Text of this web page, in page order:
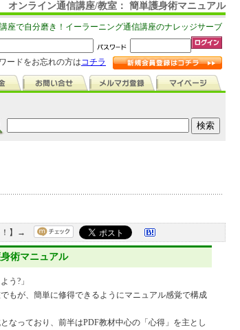
オンライン通信講座/教室： 簡単護身術マニュアル
座で自分磨き！イーラーニング通信講座のナレッジサーブ
ードをお忘れの方はコチラ
！】→
術マニュアル
う?」
もが、簡単に修得できるようにマニュアル感覚で構成
なっており、前半はPDF教材中心の「心得」を主とし